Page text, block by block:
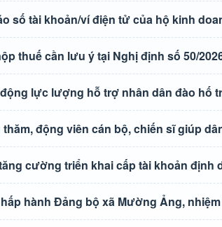
số tài khoản/ví điện tử của hộ kinh
thuế cần lưu ý tại Nghị định số 50/
lực lượng hỗ trợ nhân dân đào hố
động viên cán bộ, chiến sĩ giúp
cường triển khai cấp tài khoản định
hành Đảng bộ xã Mường Ảng, nhiệm